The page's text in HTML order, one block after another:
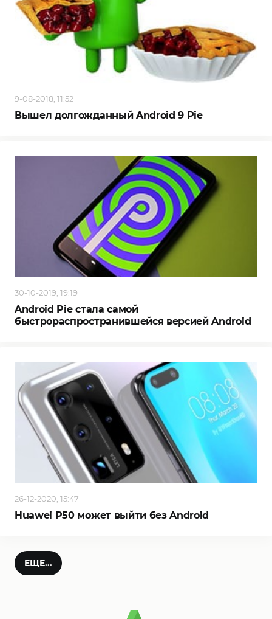
9-08-2018, 11:52
Вышел долгожданный Android 9 Pie
30-10-2019, 19:19
Android Pie стала самой
быстрораспространившейся версией Android
26-12-2020, 15:47
Huawei P50 может выйти без Android
ЕЩЕ...